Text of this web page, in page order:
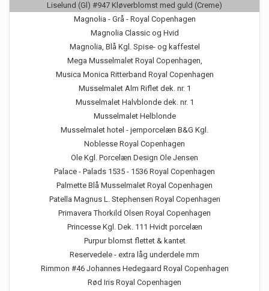
Liselund (Gl) #947 Kløverblomst med guld (Creme)
Magnolia - Grå - Royal Copenhagen
Magnolia Classic og Hvid
Magnolia, Blå Kgl. Spise- og kaffestel
Mega Musselmalet Royal Copenhagen,
Musica Monica Ritterband Royal Copenhagen
Musselmalet Alm Riflet dek. nr. 1
Musselmalet Halvblonde dek. nr. 1
Musselmalet Helblonde
Musselmalet hotel - jernporcelæn B&G Kgl.
Noblesse Royal Copenhagen
Ole Kgl. Porcelæn Design Ole Jensen
Palace - Palads 1535 - 1536 Royal Copenhagen
Palmette Blå Musselmalet Royal Copenhagen
Patella Magnus L. Stephensen Royal Copenhagen
Primavera Thorkild Olsen Royal Copenhagen
Princesse Kgl. Dek. 111 Hvidt porcelæn
Purpur blomst flettet & kantet
Reservedele - extra låg underdele mm
Rimmon #46 Johannes Hedegaard Royal Copenhagen
Rød Iris Royal Copenhagen